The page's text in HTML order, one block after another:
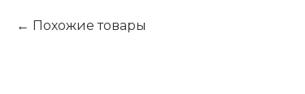
Похожие товары